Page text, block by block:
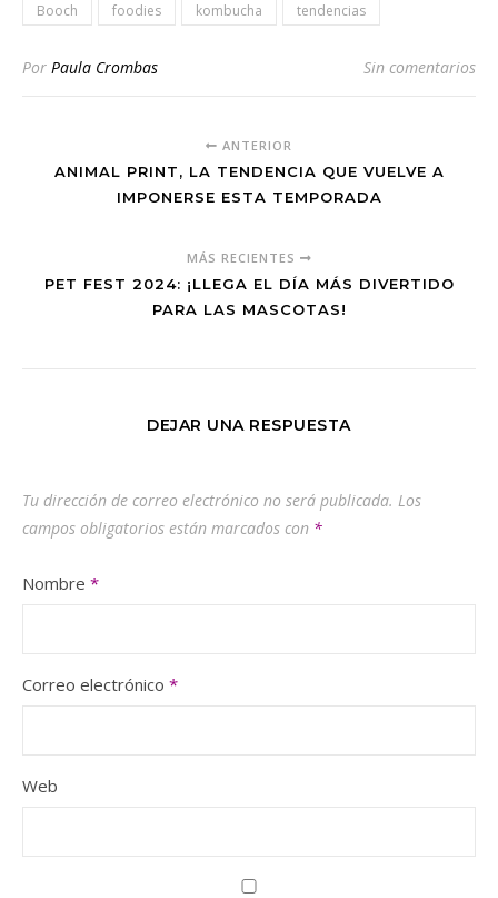
Booch foodies kombucha tendencias
Por Paula Crombas Sin comentarios
ANTERIOR
ANIMAL PRINT, LA TENDENCIA QUE VUELVE A
IMPONERSE ESTA TEMPORADA
MÁS RECIENTES
PET FEST 2024: ¡LLEGA EL DÍA MÁS DIVERTIDO
PARA LAS MASCOTAS!
DEJAR UNA RESPUESTA
Tu dirección de correo electrónico no será publicada. Los
campos obligatorios están marcados con *
Nombre *
Correo electrónico *
Web